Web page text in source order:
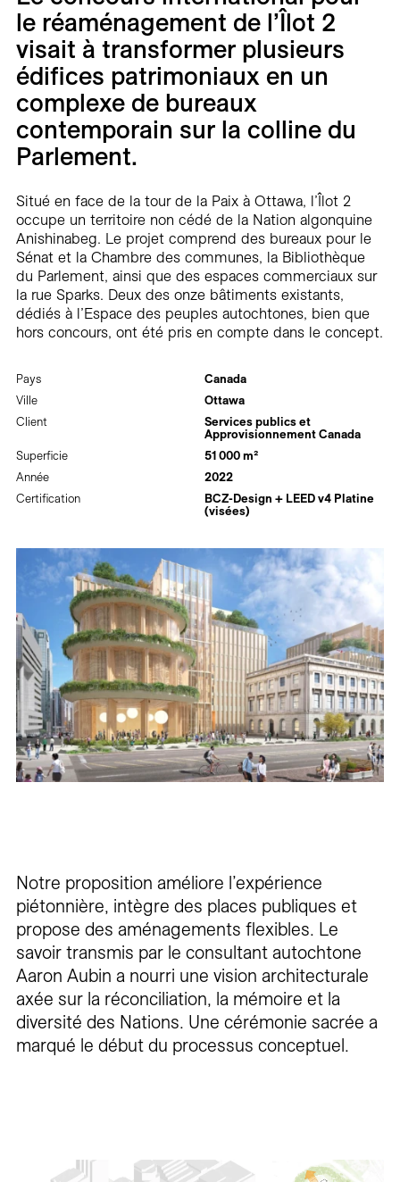
Carrières
Contact
En
Pays
Canada
Ville
Ottawa
Client
Services publics et
Approvisionnement Canada
Superficie
51 000 m²
Année
2022
Certification
BCZ-Design + LEED v4 Platine
(visées)
le réaménagement de l’Îlot 2
visait à transformer plusieurs
édifices patrimoniaux en un
complexe de bureaux
contemporain sur la colline du
Parlement.
Situé en face de la tour de la Paix à Ottawa, l’Îlot 2
occupe un territoire non cédé de la Nation algonquine
Anishinabeg. Le projet comprend des bureaux pour le
Sénat et la Chambre des communes, la Bibliothèque
du Parlement, ainsi que des espaces commerciaux sur
la rue Sparks. Deux des onze bâtiments existants,
dédiés à l’Espace des peuples autochtones, bien que
hors concours, ont été pris en compte dans le concept.
Notre proposition améliore l’expérience
piétonnière, intègre des places publiques et
propose des aménagements flexibles. Le
savoir transmis par le consultant autochtone
Aaron Aubin a nourri une vision architecturale
axée sur la réconciliation, la mémoire et la
diversité des Nations. Une cérémonie sacrée a
marqué le début du processus conceptuel.